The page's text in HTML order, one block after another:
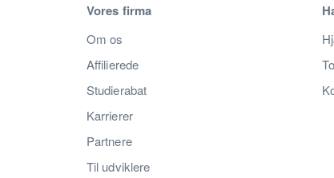
Vores firma
Om os
Affilierede
Studierabat
Karrierer
Partnere
Til udviklere